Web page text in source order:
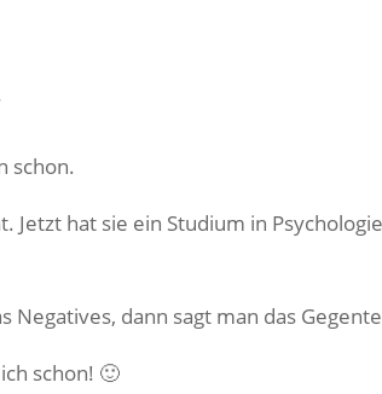
schon.
Jetzt hat sie ein Studium in
dann sagt man das
schon! 🙂